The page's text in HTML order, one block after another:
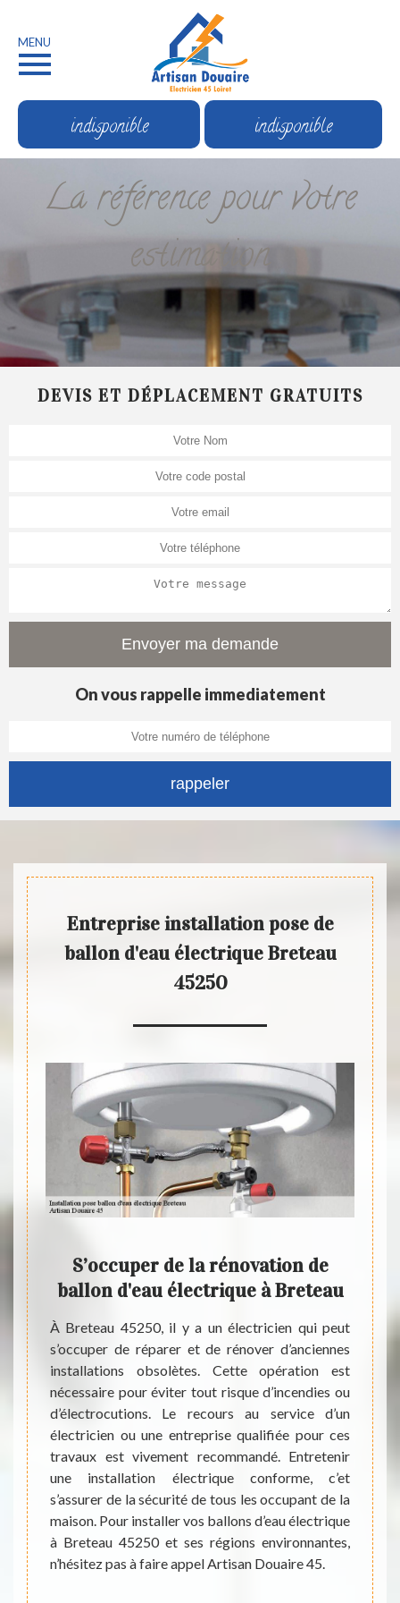
MENU
indisponible indisponible
La référence pour votre
estimation
DEVIS ET DÉPLACEMENT GRATUITS
On vous rappelle immediatement
Entreprise installation pose de
ballon d'eau électrique Breteau
45250
la
de
de
très
la
et
S’occuper de la rénovation de
ballon d'eau électrique à Breteau
À Breteau 45250, il y a un électricien qui peut
s’occuper de réparer et de rénover d’anciennes
installations obsolètes. Cette opération est
nécessaire pour éviter tout risque d’incendies ou
d’électrocutions. Le recours au service d’un
électricien ou une entreprise qualifiée pour ces
travaux est vivement recommandé. Entretenir
une installation électrique conforme, c’et
s’assurer de la sécurité de tous les occupant de la
maison. Pour installer vos ballons d’eau électrique
à Breteau 45250 et ses régions environnantes,
n’hésitez pas à faire appel Artisan Douaire 45.
La
À
mise
de
est
ces
qui
de